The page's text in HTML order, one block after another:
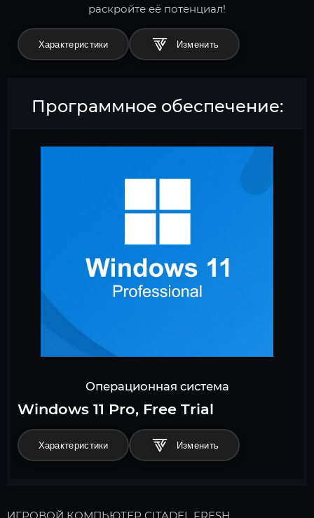
раскройте её потенциал!
Характеристики
Программное обеспечение:
Операционная система
Windows 11 Pro, Free Trial
Характеристики